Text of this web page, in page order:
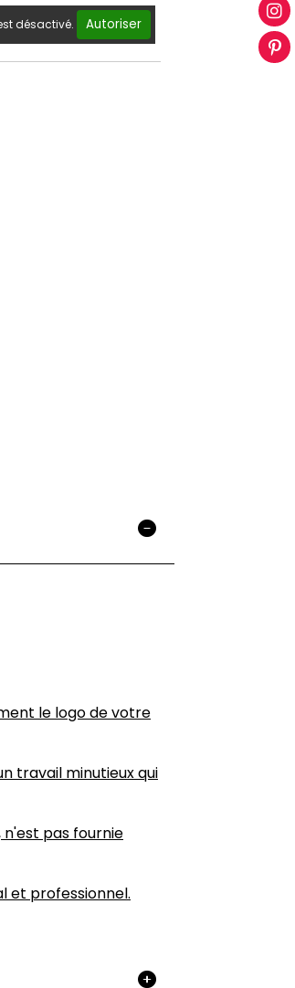
désactivé. Autoriser
le logo de votre
travail minutieux qui
pas fournie
et professionnel.